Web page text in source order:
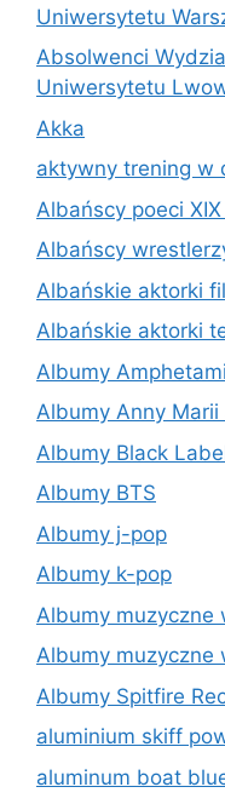
Uniwersytetu
Absolwenci
Uniwersytetu
Akka
aktywny trening w
Albańscy poeci
Albańscy
Albańskie aktorki
Albańskie aktorki
Albumy
Albumy Anny Marii
Albumy Black
Albumy BTS
Albumy j-pop
Albumy k-pop
Albumy muzyczne
Albumy muzyczne
Albumy Spitfire
aluminium skiff
aluminum boat